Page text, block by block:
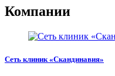
Компании
Сеть клиник «Скандинавия»